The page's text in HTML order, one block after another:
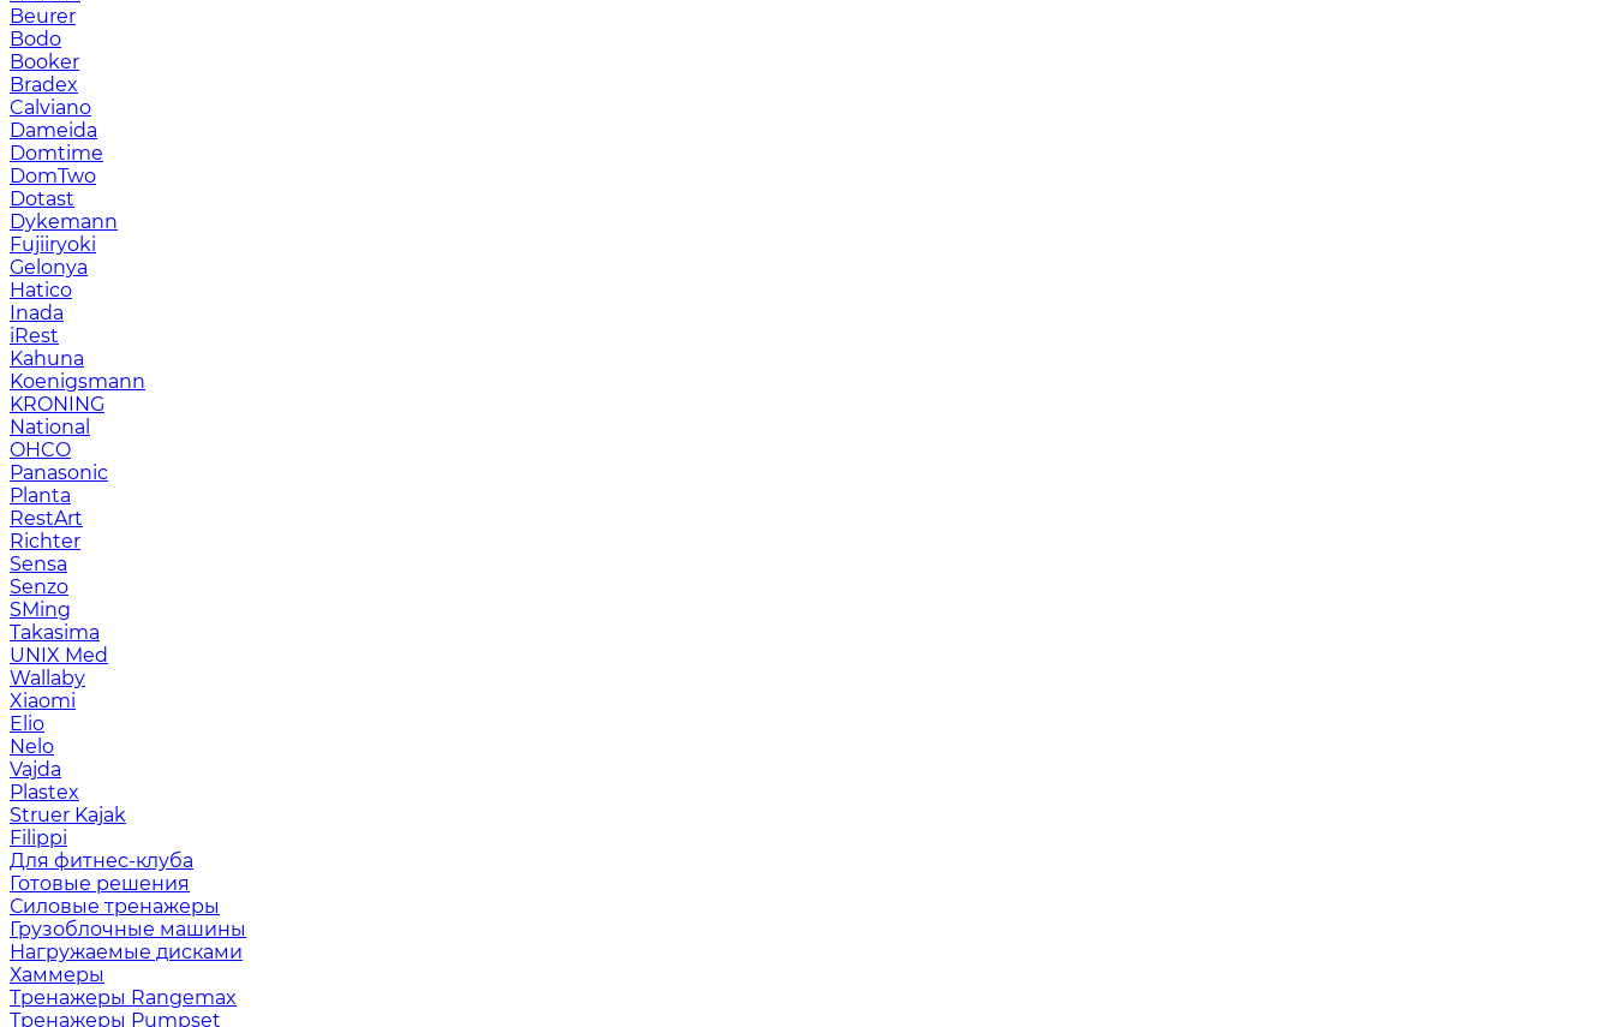
Beurer
Bodo
Booker
Bradex
Calviano
Dameida
Domtime
DomTwo
Dotast
Dykemann
Fujiiryoki
Gelonya
Hatico
Inada
iRest
Kahuna
Koenigsmann
KRONING
National
OHCO
Panasonic
Planta
RestArt
Richter
Sensa
Senzo
SMing
Takasima
UNIX Med
Wallaby
Xiaomi
Elio
Nelo
Vajda
Plastex
Struer Kajak
Filippi
Для фитнес-клуба
Готовые решения
Силовые тренажеры
Грузоблочные машины
Нагружаемые дисками
Хаммеры
Тренажеры Rangemax
Тренажеры Pumpset